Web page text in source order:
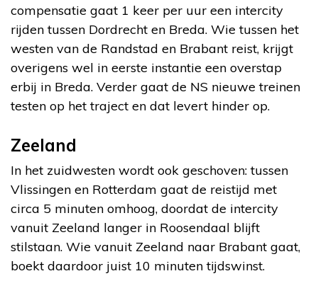
compensatie gaat 1 keer per uur een intercity
rijden tussen Dordrecht en Breda. Wie tussen het
westen van de Randstad en Brabant reist, krijgt
overigens wel in eerste instantie een overstap
erbij in Breda. Verder gaat de NS nieuwe treinen
testen op het traject en dat levert hinder op.
Zeeland
In het zuidwesten wordt ook geschoven: tussen
Vlissingen en Rotterdam gaat de reistijd met
circa 5 minuten omhoog, doordat de intercity
vanuit Zeeland langer in Roosendaal blijft
stilstaan. Wie vanuit Zeeland naar Brabant gaat,
boekt daardoor juist 10 minuten tijdswinst.